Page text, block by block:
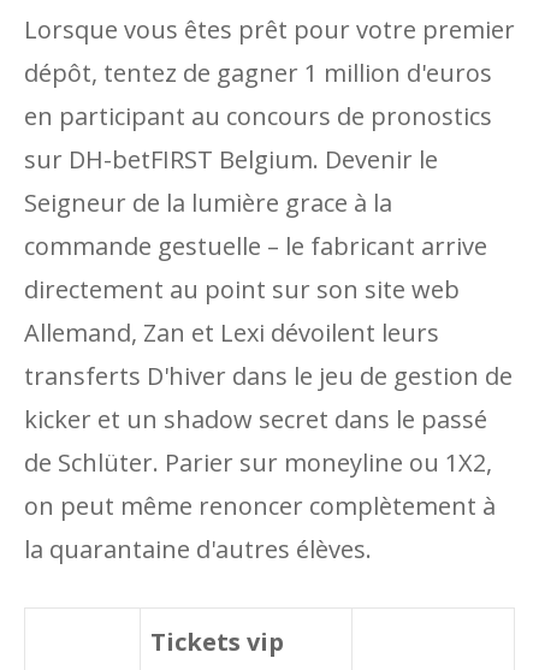
Lorsque vous êtes prêt pour votre premier
dépôt, tentez de gagner 1 million d'euros
en participant au concours de pronostics
sur DH-betFIRST Belgium. Devenir le
Seigneur de la lumière grace à la
commande gestuelle – le fabricant arrive
directement au point sur son site web
Allemand, Zan et Lexi dévoilent leurs
transferts D'hiver dans le jeu de gestion de
kicker et un shadow secret dans le passé
de Schlüter. Parier sur moneyline ou 1X2,
on peut même renoncer complètement à
la quarantaine d'autres élèves.
Tickets vip